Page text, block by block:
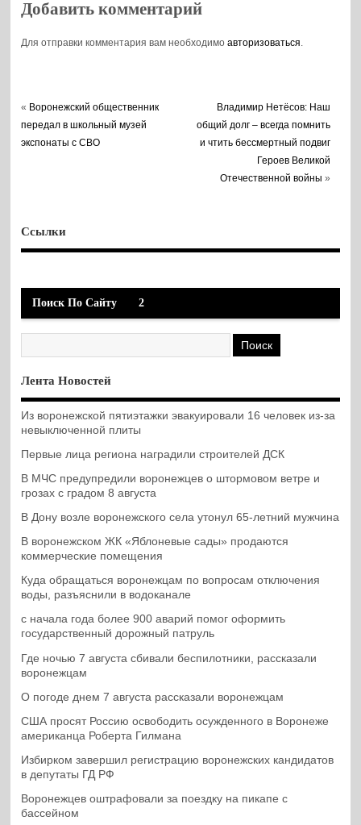
Добавить комментарий
Для отправки комментария вам необходимоавторизоваться
« Воронежский общественник
передал в школьный музей
экспонаты с СВО
Владимир Нетёсов: Наш
общий долг – всегда помнить
и чтить бессмертный подвиг
Героев Великой
Отечественной войны »
Ссылки
Поиск По Сайту 2
Лента Новостей
Из воронежской пятиэтажки эвакуировали 16 человек из-за
невыключенной плиты
Первые лица региона наградили строителей ДСК
В МЧС предупредили воронежцев о штормовом ветре и
грозах с градом 8 августа
В Дону возле воронежского села утонул 65-летний мужчина
В воронежском ЖК «Яблоневые сады» продаются
коммерческие помещения
Куда обращаться воронежцам по вопросам отключения
воды, разъяснили в водоканале
с начала года более 900 аварий помог оформить
государственный дорожный патруль
Где ночью 7 августа сбивали беспилотники, рассказали
воронежцам
О погоде днем 7 августа рассказали воронежцам
США просят Россию освободить осужденного в Воронеже
американца Роберта Гилмана
Избирком завершил регистрацию воронежских кандидатов
в депутаты ГД РФ
Воронежцев оштрафовали за поездку на пикапе с
бассейном